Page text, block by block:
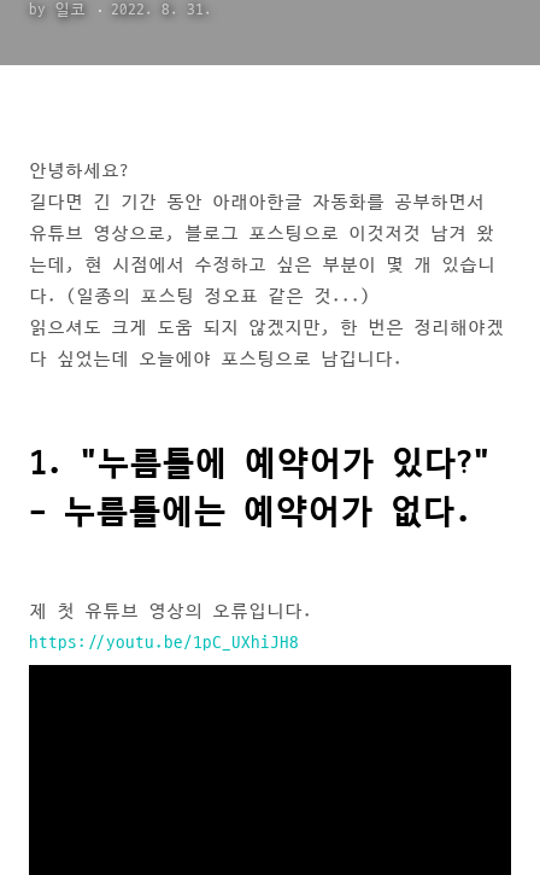
by 일코 2022. 8. 31.
안녕하세요?
길다면 긴 기간 동안 아래아한글 자동화를 공부하면서
유튜브 영상으로, 블로그 포스팅으로 이것저것 남겨 왔
는데, 현 시점에서 수정하고 싶은 부분이 몇 개 있습니
다. (일종의 포스팅 정오표 같은 것...)
읽으셔도 크게 도움 되지 않겠지만, 한 번은 정리해야겠
다 싶었는데 오늘에야 포스팅으로 남깁니다.
1. "누름틀에 예약어가 있다?"
- 누름틀에는 예약어가 없다.
제 첫 유튜브 영상의 오류입니다.
https://youtu.be/1pC_UXhiJH8